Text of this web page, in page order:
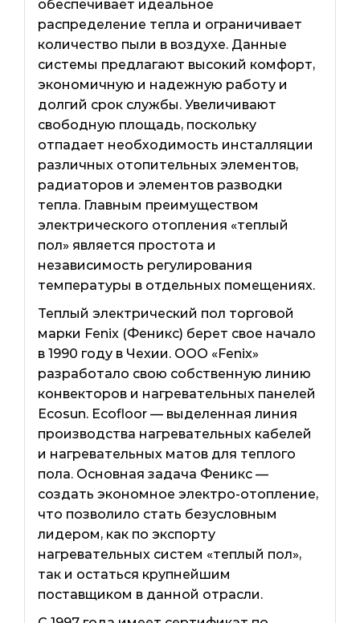
обеспечивает идеальное
распределение тепла и ограничивает
количество пыли в воздухе. Данные
системы предлагают высокий комфорт,
экономичную и надежную работу и
долгий срок службы. Увеличивают
свободную площадь, поскольку
отпадает необходимость инсталляции
различных отопительных элементов,
радиаторов и элементов разводки
тепла. Главным преимуществом
электрического отопления «теплый
пол» является простота и
независимость регулирования
температуры в отдельных помещениях.
Теплый электрический пол торговой
марки Fenix ​​(Феникс) берет свое начало
в 1990 году в Чехии. ООО «Fenix»
разработало свою собственную линию
конвекторов и нагревательных панелей
Ecosun. Ecofloor — выделенная линия
производства нагревательных кабелей
и нагревательных матов для теплого
пола. Основная задача Феникс —
создать экономное электро-отопление,
что позволило стать безусловным
лидером, как по экспорту
нагревательных систем «теплый пол»,
так и остаться крупнейшим
поставщиком в данной отрасли.